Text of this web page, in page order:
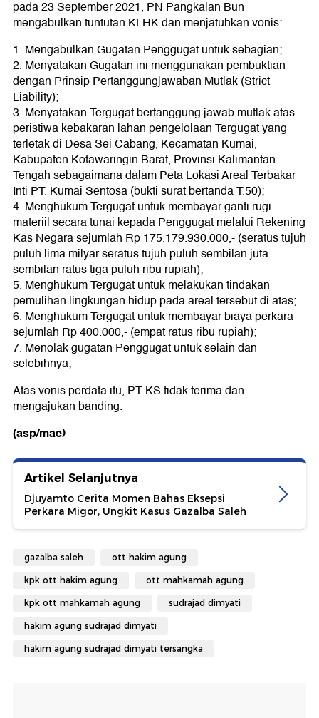
pada 23 September 2021, PN Pangkalan Bun
mengabulkan tuntutan KLHK dan menjatuhkan vonis:
1. Mengabulkan Gugatan Penggugat untuk sebagian;
2. Menyatakan Gugatan ini menggunakan pembuktian
dengan Prinsip Pertanggungjawaban Mutlak (Strict
Liability);
3. Menyatakan Tergugat bertanggung jawab mutlak atas
peristiwa kebakaran lahan pengelolaan Tergugat yang
terletak di Desa Sei Cabang, Kecamatan Kumai,
Kabupaten Kotawaringin Barat, Provinsi Kalimantan
Tengah sebagaimana dalam Peta Lokasi Areal Terbakar
Inti PT. Kumai Sentosa (bukti surat bertanda T.50);
4. Menghukum Tergugat untuk membayar ganti rugi
materiil secara tunai kepada Penggugat melalui Rekening
Kas Negara sejumlah Rp 175.179.930.000,- (seratus tujuh
puluh lima milyar seratus tujuh puluh sembilan juta
sembilan ratus tiga puluh ribu rupiah);
5. Menghukum Tergugat untuk melakukan tindakan
pemulihan lingkungan hidup pada areal tersebut di atas;
6. Menghukum Tergugat untuk membayar biaya perkara
sejumlah Rp 400.000,- (empat ratus ribu rupiah);
7. Menolak gugatan Penggugat untuk selain dan
selebihnya;
Atas vonis perdata itu, PT KS tidak terima dan
mengajukan banding.
(asp/mae)
Artikel Selanjutnya
Djuyamto Cerita Momen Bahas Eksepsi
Perkara Migor, Ungkit Kasus Gazalba Saleh
gazalba saleh ott hakim agung
kpk ott hakim agung ott mahkamah agung
kpk ott mahkamah agung sudrajad dimyati
hakim agung sudrajad dimyati
hakim agung sudrajad dimyati tersangka